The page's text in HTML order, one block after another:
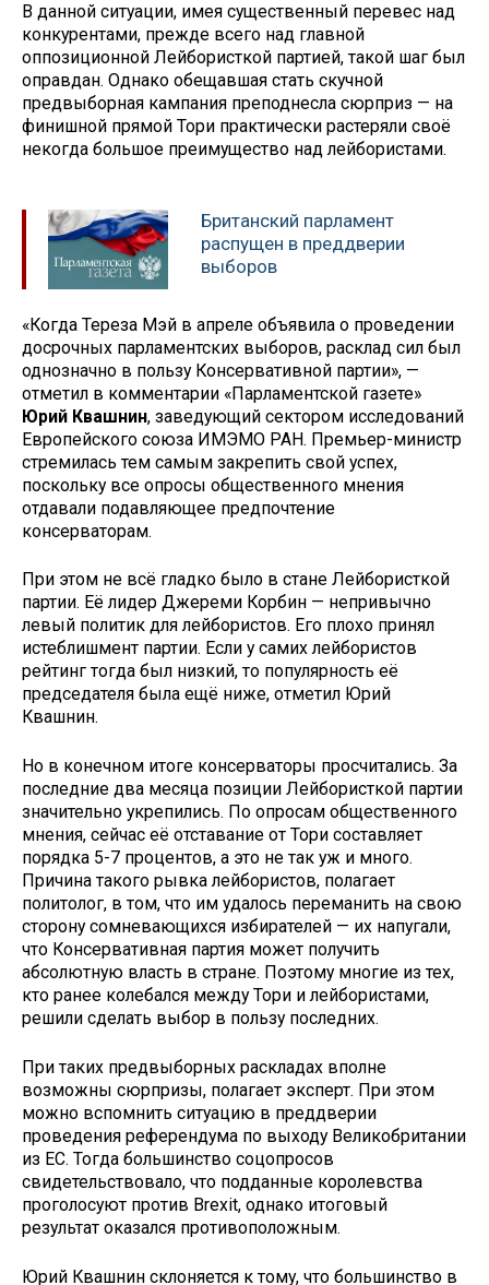
В данной ситуации, имея существенный перевес над
конкурентами, прежде всего над главной
оппозиционной Лейбористкой партией, такой шаг был
оправдан. Однако обещавшая стать скучной
предвыборная кампания преподнесла сюрприз — на
финишной прямой Тори практически растеряли своё
некогда большое преимущество над лейбористами.
Британский парламент
распущен в преддверии
выборов
«Когда Тереза Мэй в апреле объявила о проведении
досрочных парламентских выборов, расклад сил был
однозначно в пользу Консервативной партии», —
отметил в комментарии «Парламентской газете»
Юрий Квашнин, заведующий сектором исследований
Европейского союза ИМЭМО РАН. Премьер-министр
стремилась тем самым закрепить свой успех,
поскольку все опросы общественного мнения
отдавали подавляющее предпочтение
консерваторам.
При этом не всё гладко было в стане Лейбористкой
партии. Её лидер Джереми Корбин — непривычно
левый политик для лейбористов. Его плохо принял
истеблишмент партии. Если у самих лейбористов
рейтинг тогда был низкий, то популярность её
председателя была ещё ниже, отметил Юрий
Квашнин.
Но в конечном итоге консерваторы просчитались. За
последние два месяца позиции Лейбористкой партии
значительно укрепились. По опросам общественного
мнения, сейчас её отставание от Тори составляет
порядка 5-7 процентов, а это не так уж и много.
Причина такого рывка лейбористов, полагает
политолог, в том, что им удалось переманить на свою
сторону сомневающихся избирателей — их напугали,
что Консервативная партия может получить
абсолютную власть в стране. Поэтому многие из тех,
кто ранее колебался между Тори и лейбористами,
решили сделать выбор в пользу последних.
При таких предвыборных раскладах вполне
возможны сюрпризы, полагает эксперт. При этом
можно вспомнить ситуацию в преддверии
проведения референдума по выходу Великобритании
из ЕС. Тогда большинство соцопросов
свидетельствовало, что подданные королевства
проголосуют против Brexit, однако итоговый
результат оказался противоположным.
Юрий Квашнин склоняется к тому, что большинство в